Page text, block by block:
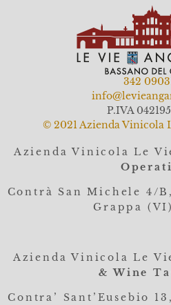
342
P.IVA
© 2021 Azienda Vinicola
Azienda Vinicola Le
Contrà San Michele 4/
Grappa
Azienda Vinicola Le
& Wine
Contra’ Sant’Eusebio